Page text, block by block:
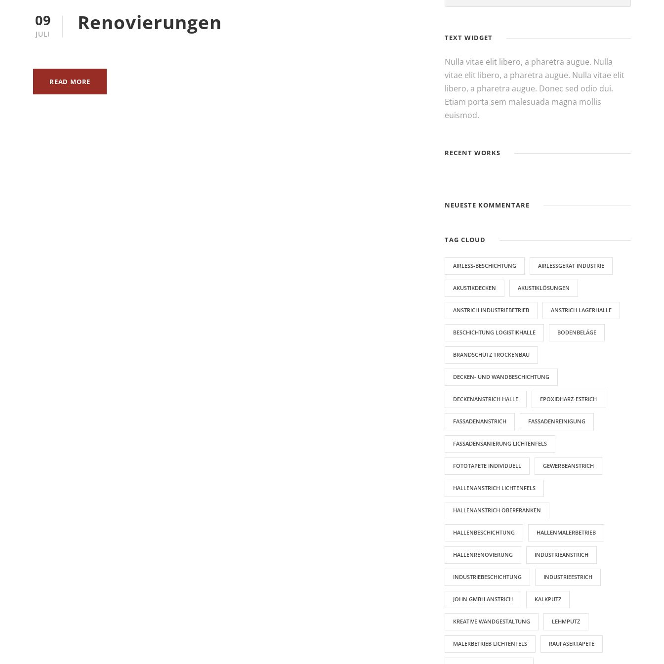
09
JULI Renovierungen
READ MORE
TEXT WIDGET
Nulla vitae elit libero, a pharetra augue. Nulla
vitae elit libero, a pharetra augue. Nulla vitae elit
libero, a pharetra augue. Donec sed odio dui.
Etiam porta sem malesuada magna mollis
euismod.
RECENT WORKS
NEUESTE KOMMENTARE
TAG CLOUD
AIRLESS-BESCHICHTUNG AIRLESSGERÄT INDUSTRIE
AKUSTIKDECKEN AKUSTIKLÖSUNGEN
ANSTRICH INDUSTRIEBETRIEB ANSTRICH LAGERHALLE
BESCHICHTUNG LOGISTIKHALLE BODENBELÄGE
BRANDSCHUTZ TROCKENBAU
DECKEN- UND WANDBESCHICHTUNG
DECKENANSTRICH HALLE EPOXIDHARZ-ESTRICH
FASSADENANSTRICH FASSADENREINIGUNG
FASSADENSANIERUNG LICHTENFELS
FOTOTAPETE INDIVIDUELL GEWERBEANSTRICH
HALLENANSTRICH LICHTENFELS
HALLENANSTRICH OBERFRANKEN
HALLENBESCHICHTUNG HALLENMALERBETRIEB
HALLENRENOVIERUNG INDUSTRIEANSTRICH
INDUSTRIEBESCHICHTUNG INDUSTRIEESTRICH
JOHN GMBH ANSTRICH KALKPUTZ
KREATIVE WANDGESTALTUNG LEHMPUTZ
MALERBETRIEB LICHTENFELS RAUFASERTAPETE
AKTUELLE BEITRÄGE